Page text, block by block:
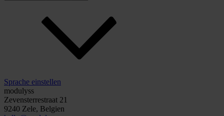
Sprache einstellen
modulyss
Zevensterrestraat 21
9240 Zele, Belgien